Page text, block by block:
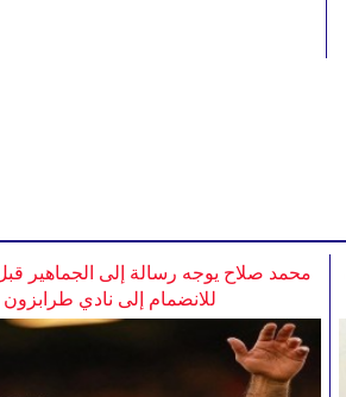
محمد صلاح يوجه رسالة إلى الجماهير
للانضمام إلى نادي طرابزون